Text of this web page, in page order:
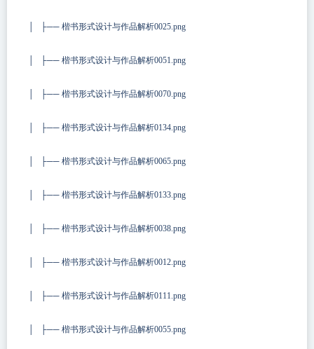
│ ├── 楷书形式设计与作品解析0025.png
│ ├── 楷书形式设计与作品解析0051.png
│ ├── 楷书形式设计与作品解析0070.png
│ ├── 楷书形式设计与作品解析0134.png
│ ├── 楷书形式设计与作品解析0065.png
│ ├── 楷书形式设计与作品解析0133.png
│ ├── 楷书形式设计与作品解析0038.png
│ ├── 楷书形式设计与作品解析0012.png
│ ├── 楷书形式设计与作品解析0111.png
│ ├── 楷书形式设计与作品解析0055.png